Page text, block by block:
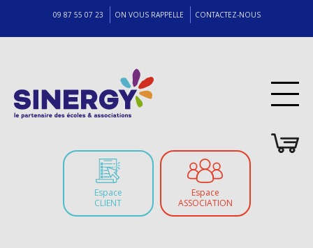
09 87 55 07 23 ON VOUS RAPPELLE CONTACTEZ-NOUS
Espace
CLIENT
Espace
ASSOCIATION